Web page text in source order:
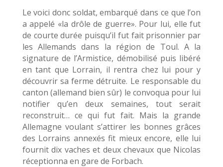
Le voici donc soldat, embarqué dans ce que l’on
a appelé «la drôle de guerre». Pour lui, elle fut
de courte durée puisqu’il fut fait prisonnier par
les Allemands dans la région de Toul. A la
signature de l’Armistice, démobilisé puis libéré
en tant que Lorrain, il rentra chez lui pour y
découvrir sa ferme détruite. Le responsable du
canton (allemand bien sûr) le convoqua pour lui
notifier qu’en deux semaines, tout serait
reconstruit… ce qui fut fait. Mais la grande
Allemagne voulant s’attirer les bonnes grâces
des Lorrains annexés fit mieux encore, elle lui
fournit dix vaches et deux chevaux que Nicolas
réceptionna en gare de Forbach.